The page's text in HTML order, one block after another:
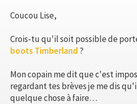
Coucou Lise,
Crois-tu qu'il soit possible de
boots Timberland ?
Mon copain me dit que c'est
regardant tes brèves je me dis
quelque chose à faire…